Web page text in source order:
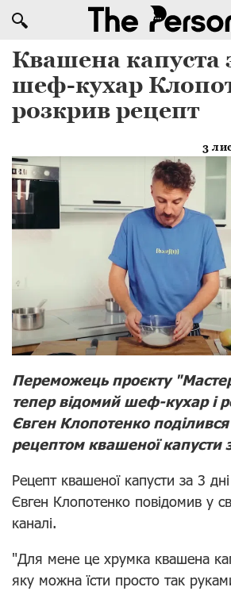
Квашена капуста
шеф-кухар
розкрив рецепт
3
Переможець проєкту
тепер відомий шеф-кухар і
Євген Клопотенко
рецептом квашеної капусти
Рецепт квашеної капусти за 3
Євген Клопотенко повідомив у
каналі.
"Для мене це хрумка квашена
яку можна їсти просто так